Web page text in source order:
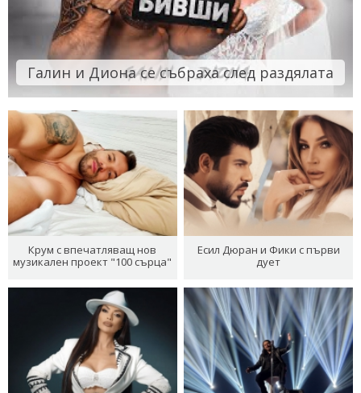
Галин и Диона се събраха след раздялата
Крум с впечатляващ нов
музикален проект "100 сърца"
Есил Дюран и Фики с първи
дует